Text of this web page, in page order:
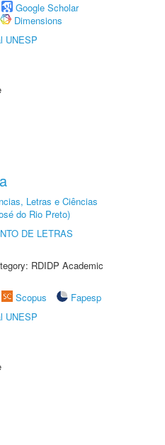
Google Scholar
Dimensions
UNESP
Letras e Ciências
do Rio Preto)
DE LETRAS
RDIDP Academic
Scopus
Fapesp
UNESP